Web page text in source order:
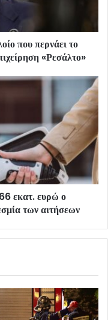
που περνάει το
«Ρεσάλτο»
εκατ. ευρώ ο
των αιτήσεων